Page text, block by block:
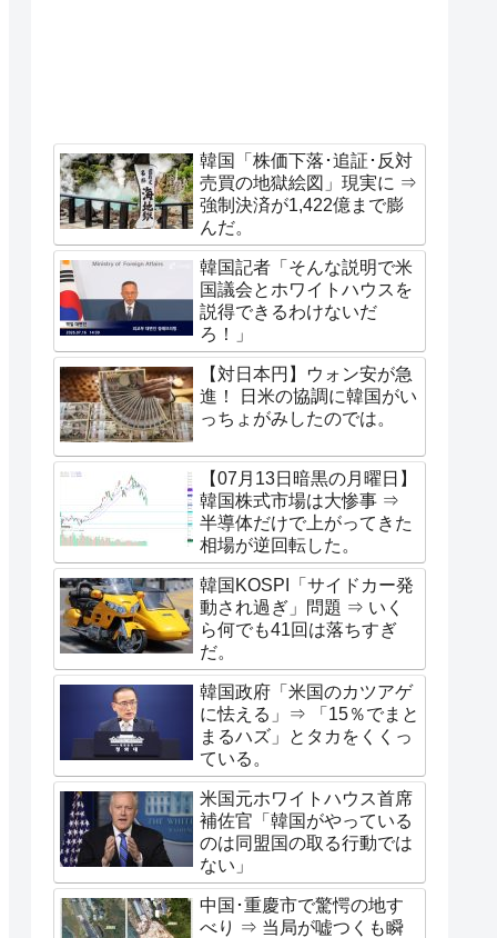
韓国「株価下落･追証･反対
売買の地獄絵図」現実に ⇒
強制決済が1,422億まで膨
んだ。
韓国記者「そんな説明で米
国議会とホワイトハウスを
説得できるわけないだ
ろ！」
【対日本円】ウォン安が急
進！ 日米の協調に韓国がい
っちょがみしたのでは。
【07月13日暗黒の月曜日】
韓国株式市場は大惨事 ⇒
半導体だけで上がってきた
相場が逆回転した。
韓国KOSPI「サイドカー発
動され過ぎ」問題 ⇒ いく
ら何でも41回は落ちすぎ
だ。
韓国政府「米国のカツアゲ
に怯える」⇒ 「15％でまと
まるハズ」とタカをくくっ
ている。
米国元ホワイトハウス首席
補佐官「韓国がやっている
のは同盟国の取る行動では
ない」
中国･重慶市で驚愕の地す
べり ⇒ 当局が嘘つくも瞬